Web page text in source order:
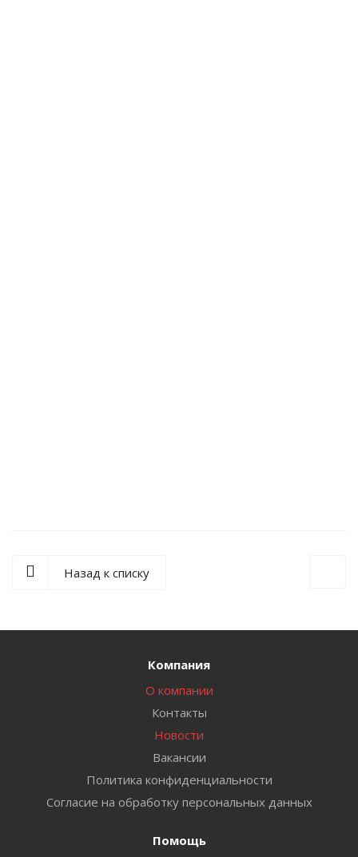
Назад к списку
Компания
О компании
Контакты
Новости
Вакансии
Политика конфиденциальности
Согласие на обработку персональных данных
Помощь